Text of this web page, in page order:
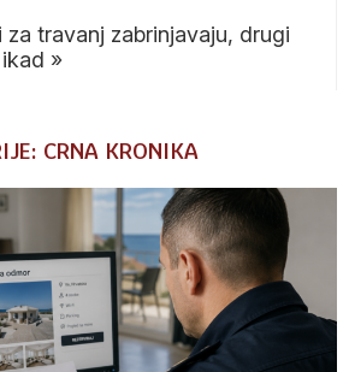
travanj zabrinjavaju, drugi
»
CRNA KRONIKA